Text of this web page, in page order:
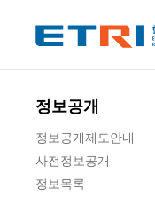
정보공개
정보공개제도안내
사전정보공개
정보목록